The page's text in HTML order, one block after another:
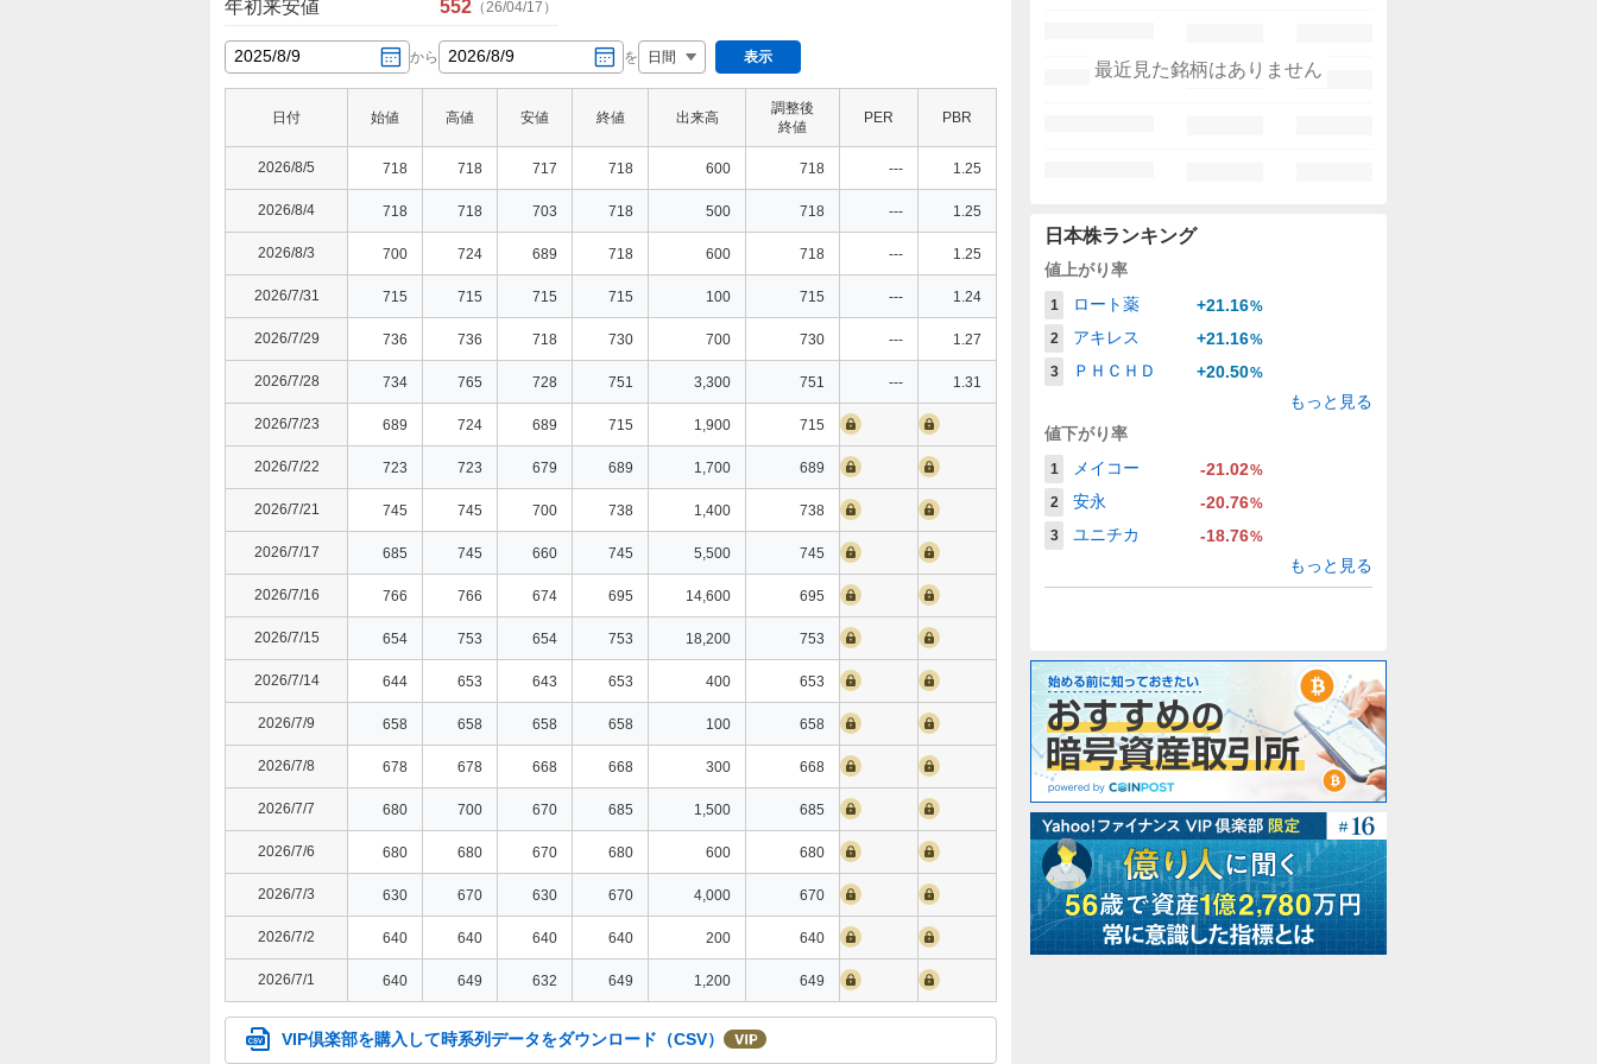
年初来安値 552 （ 26/04/17 ）
2025/8/9 から 2026/8/9 を 表示
日付 始値 高値 安値 終値 出来高
調整後
終値
PER PBR
2026/8/5 718 718 717 718 600 718 --- 1.25
2026/8/4 718 718 703 718 500 718 --- 1.25
2026/8/3 700 724 689 718 600 718 --- 1.25
2026/7/31 715 715 715 715 100 715 --- 1.24
2026/7/29 736 736 718 730 700 730 --- 1.27
2026/7/28 734 765 728 751 3,300 751 --- 1.31
2026/7/23 689 724 689 715 1,900 715
2026/7/22 723 723 679 689 1,700 689
2026/7/21 745 745 700 738 1,400 738
2026/7/17 685 745 660 745 5,500 745
2026/7/16 766 766 674 695 14,600 695
2026/7/15 654 753 654 753 18,200 753
2026/7/14 644 653 643 653 400 653
2026/7/9 658 658 658 658 100 658
2026/7/8 678 678 668 668 300 668
2026/7/7 680 700 670 685 1,500 685
2026/7/6 680 680 670 680 600 680
2026/7/3 630 670 630 670 4,000 670
2026/7/2 640 640 640 640 200 640
2026/7/1 640 649 632 649 1,200 649
VIP倶楽部を購入して時系列データをダウンロード（CSV）
最近見た銘柄はありません
日本株ランキング
値上がり率
1 ロート薬 +21.16%
2
アキレス +21.16%
3
ＰＨＣＨＤ +20.50%
もっと見る
値下がり率
1 メイコー -21.02%
2
安永 -20.76%
3
ユニチカ -18.76%
もっと見る